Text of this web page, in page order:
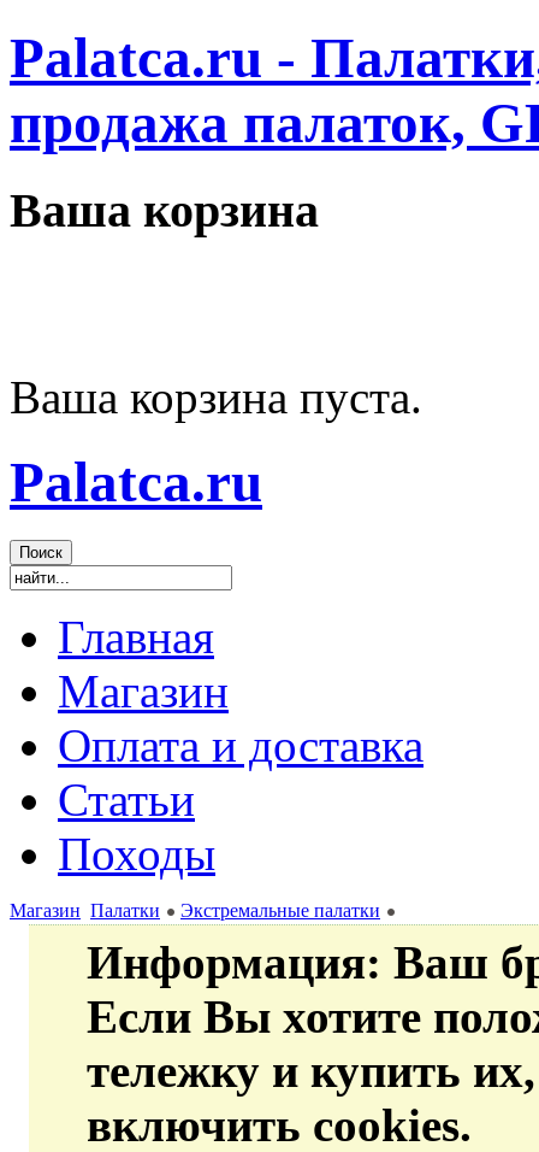
Palatca.ru -
продажа палаток,
Ваша корзина
Ваша корзина пуста.
Palatca.ru
Главная
Магазин
Оплата и доставка
Статьи
Походы
Магазин Палатки Экстремальные палатки
Информация: Ваш
Если Вы хотите
тележку и купить
включить cookies.